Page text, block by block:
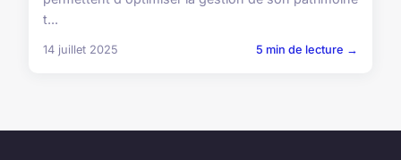
t...
14 juillet 2025 5 min de lecture →